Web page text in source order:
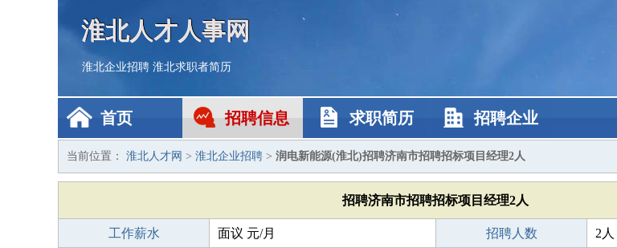
淮北人才人事网
淮北企业招聘 淮北求职者简历
首页 招聘信息 求职简历 招聘企业
当前位置： 淮北人才网 > 淮北企业招聘 > 润电新能源(淮北)招聘济南市招聘招标项目经理2人
招聘济南市招聘招标项目经理2人
工作薪水 面议 元/月 招聘人数 2人